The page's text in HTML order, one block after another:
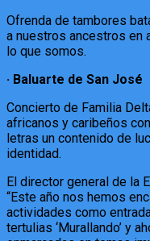
Ofrenda de tambores
a nuestros ancestros en
lo que somos.
· Baluarte de San José
Concierto de Familia
africanos y caribeños
letras un contenido de
identidad.
El director general de la
“Este año nos hemos
actividades como
tertulias ‘Murallando’ y